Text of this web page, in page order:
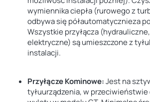
wymiennika ciepła (rurowego z
odbywa się półautomatycznieza
Wszystkie przyłącza
elektryczne) są umieszczone z
instalacji.
Przyłącze Kominowe:Jest na
tyłuurządzenia, w